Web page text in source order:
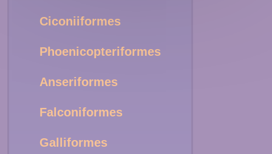
Ciconiiformes
Phoenicopteriformes
Anseriformes
Falconiformes
Galliformes